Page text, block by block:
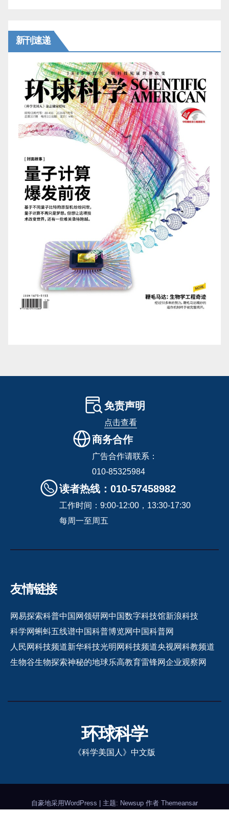
新刊速递
免责声明
点击查看
商务合作
广告合作请联系：
010-85325984
读者热线：010-57458982
工作时间：9:00-12:00，13:30-17:30
每周一至周五
友情链接
网易探索科普中国网领研网中国数字科技馆新浪科技
科学网蝌蚪五线谱中国科普博览网中国科普网
人民网科技频道新华科技光明网科技频道央视网科教频道
生物谷生物探索神秘的地球乐高教育雷锋网企业观察网
环球科学
《科学美国人》中文版
自豪地采用WordPress 主题: Newsup 作者 Themeansar